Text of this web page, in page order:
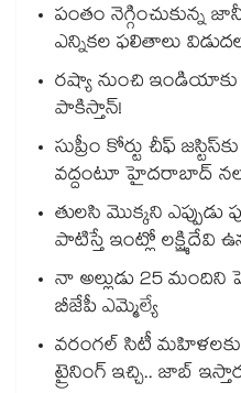
పంతం నెగ్గించుకున్న
ఎన్నికల ఫలితాలు
రష్యా నుంచి ఇండియాకు
పాకిస్తాన్!
సుప్రీం కోర్టు చీఫ్
వద్దంటూ హైదరాబాద్
తులసి మొక్కని ఎప్పుడు
పాటిస్తే ఇంట్లో లక్ష్మిదేవి
నా అల్లుడు 25 మందిని
బీజేపీ ఎమ్మెల్యే
వరంగల్ సిటీ మహిళలకు
ట్రైనింగ్ ఇచ్చి.. జాబ్